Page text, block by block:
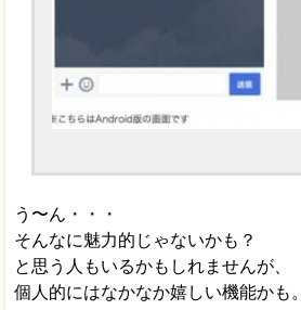
う〜ん・・・
そんなに魅力的じゃないかも？
と思う人もいるかもしれませんが、
個人的にはなかなか嬉しい機能かも。